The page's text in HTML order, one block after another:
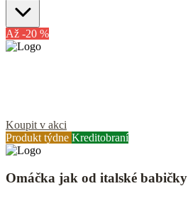
Až -20 %
Koupit v akci
Produkt týdne Kreditobraní
Omáčka jak od italské babičky